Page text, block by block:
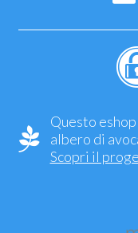
Questo
albero di
Scopri il